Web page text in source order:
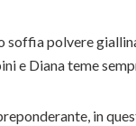
polvere
e Diana teme
in